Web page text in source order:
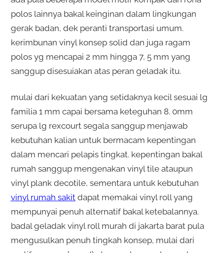
polos lainnya bakal keinginan dalam lingkungan
gerak badan, dek peranti transportasi umum.
kerimbunan vinyl konsep solid dan juga ragam
polos yg mencapai 2 mm hingga 7, 5 mm yang
sanggup disesuiakan atas peran geladak itu.
mulai dari kekuatan yang setidaknya kecil sesuai lg
familia 1 mm capai bersama keteguhan 8. 0mm
serupa lg rexcourt segala sanggup menjawab
kebutuhan kalian untuk bermacam kepentingan
dalam mencari pelapis tingkat. kepentingan bakal
rumah sanggup mengenakan vinyl tile ataupun
vinyl plank decotile, sementara untuk kebutuhan
vinyl rumah sakitdapat memakai vinyl roll yang
mempunyai penuh alternatif bakal ketebalannya.
badal geladak vinyl roll murah di jakarta barat pula
mengusulkan penuh tingkah konsep, mulai dari